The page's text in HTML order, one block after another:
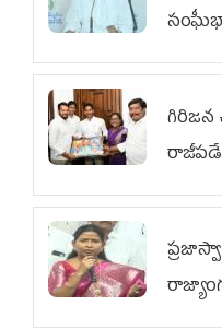
గిరిజన
రాజీపడే
రాజ్యాంగ